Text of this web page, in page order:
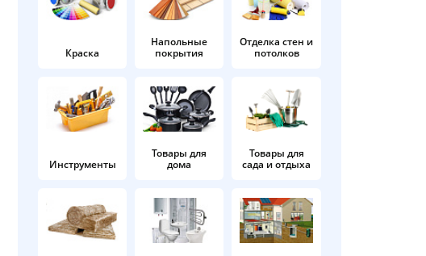
Краска
Напольные
покрытия
Отделка стен и
потолков
Инструменты
Товары для
дома
Товары для
сада и отдыха